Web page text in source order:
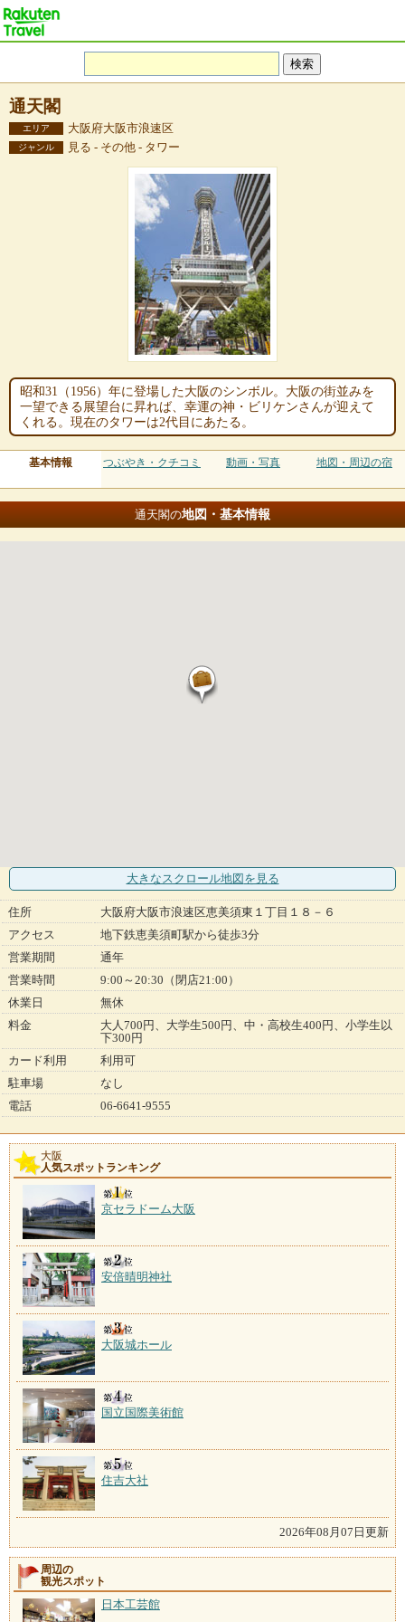
通天閣
エリア 大阪府大阪市浪速区
ジャンル 見る - その他 - タワー
昭和31（1956）年に登場した大阪のシンボル。大阪の街並みを
一望できる展望台に昇れば、幸運の神・ビリケンさんが迎えて
くれる。現在のタワーは2代目にあたる。
基本情報 つぶやき・クチコミ 動画・写真 地図・周辺の宿
通天閣の地図・基本情報
大きなスクロール地図 を見る
住所
大阪府大阪市浪速区恵美須東１丁目１８－６
アクセス
地下鉄恵美須町駅から徒歩3分
営業期間
通年
営業時間
9:00～20:30（閉店21:00）
休業日
無休
料金
大人700円、大学生500円、中・高校生400円、小学生以
下300円
カード利用
利用可
駐車場
なし
電話
06-6641-9555
大阪
人気スポットランキング
京セラドーム大阪
安倍晴明神社
大阪城ホール
国立国際美術館
住吉大社
2026年08月07日更新
周辺の
観光スポット
日本工芸館